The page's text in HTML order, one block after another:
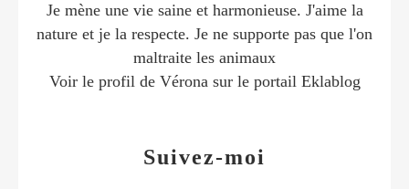
Suivez-moi
Je mène une vie saine et harmonieuse. J'aime la
nature et je la respecte. Je ne supporte pas que l'on
maltraite les animaux
Voir le profil de Véronasur le portail Eklablog